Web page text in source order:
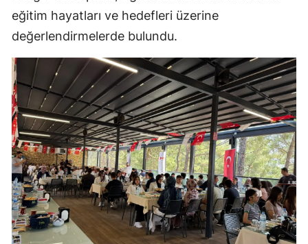
eğitim hayatları ve hedefleri üzerine
değerlendirmelerde bulundu.